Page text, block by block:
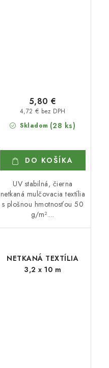
Skladom (28 ks)
4,72 € bez DPH
5,80 €
DO KOŠÍKA
UV stabilná, čierna
netkaná mulčovacia textília
s plošnou hmotnosťou 50
g/m²....
NETKANÁ TEXTÍLIA
3,2 x 10 m